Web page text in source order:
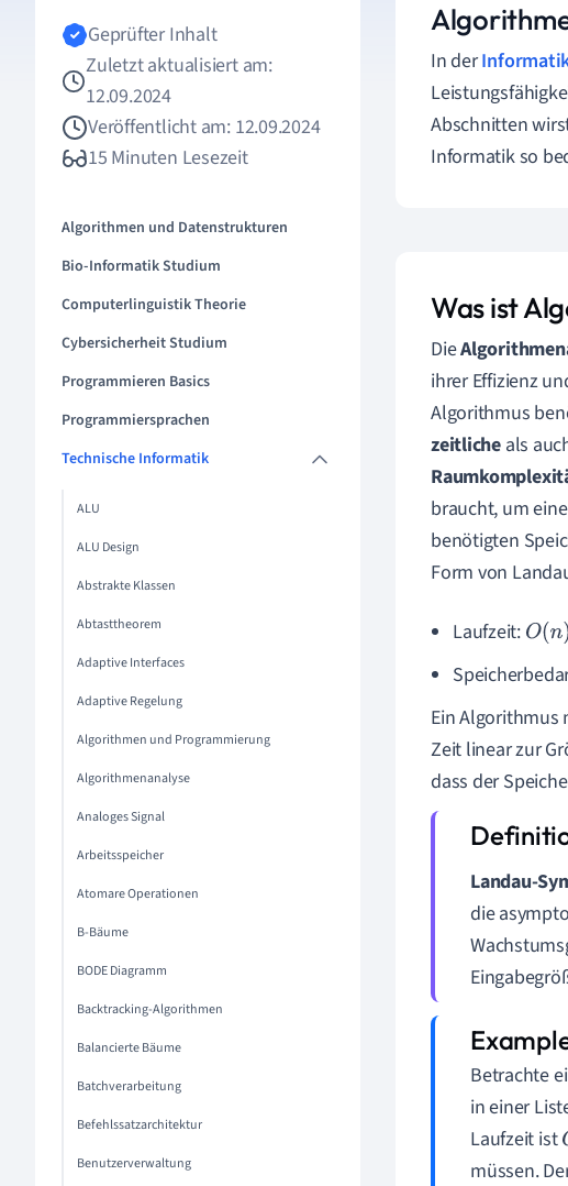
Geprüfter Inhalt
Zuletzt aktualisiert am:
12.09.2024
Veröffentlicht am: 12.09.2024
15 Minuten Lesezeit
Algorithmen und Datenstrukturen
Bio-Informatik Studium
Computerlinguistik Theorie
Cybersicherheit Studium
Programmieren Basics
Programmiersprachen
Technische Informatik
ALU
ALU Design
Abstrakte Klassen
Abtasttheorem
Adaptive Interfaces
Adaptive Regelung
Algorithmen und Programmierung
Algorithmenanalyse
Analoges Signal
Arbeitsspeicher
Atomare Operationen
B-Bäume
BODE Diagramm
Backtracking-Algorithmen
Balancierte Bäume
Batchverarbeitung
Befehlssatzarchitektur
Benutzerverwaltung
In der
Abschnitten
Informatik so
Was ist
Die
ihrer Effizienz
Algorithmus
zeitliche als
braucht, um
benötigten
Form von
Laufzeit: O(n)
Ein Algorithmus
Zeit linear zur
dass der
Landau-
die
Betrachte
in einer
Laufzeit ist
müssen.